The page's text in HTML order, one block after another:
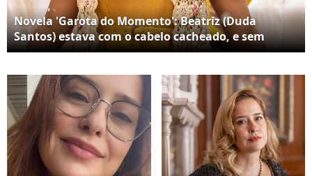
Novela 'Garota do Momento': Beatriz (Duda
Santos) estava com o cabelo cacheado, e sem
tranças na história da Globo.